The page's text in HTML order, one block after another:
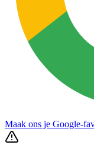
Maak ons je Google-